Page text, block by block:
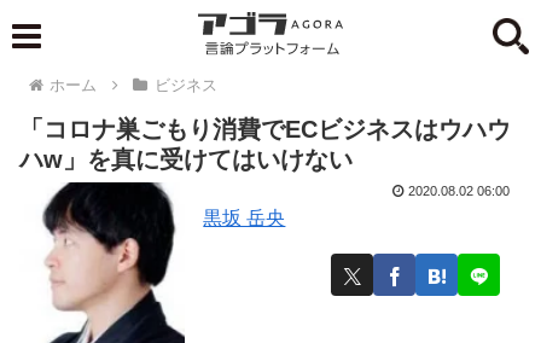
ホーム ビジネス
「コロナ巣ごもり消費でECビジネスはウハウ
ハw」を真に受けてはいけない
黒坂 岳央
2020.08.02 06:00